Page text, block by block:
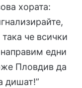
хората:
че всички
едни
Пловдив да
дишат!”